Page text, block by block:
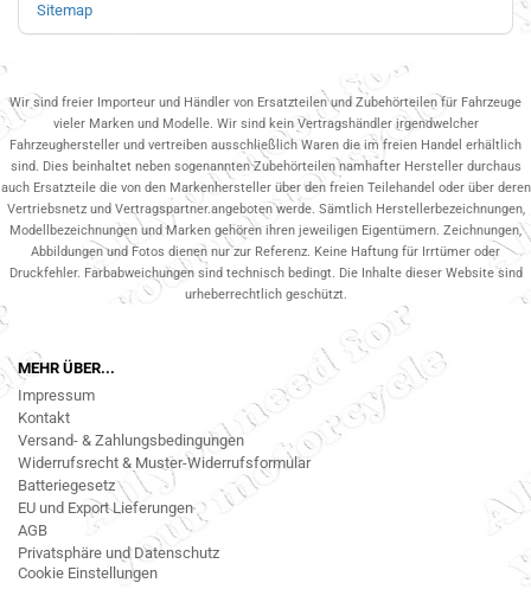
Sitemap
Wir sind freier Importeur und Händler von Ersatzteilen und Zubehörteilen für Fahrzeuge
vieler Marken und Modelle. Wir sind kein Vertragshändler irgendwelcher
Fahrzeughersteller und vertreiben ausschließlich Waren die im freien Handel erhältlich
sind. Dies beinhaltet neben sogenannten Zubehörteilen namhafter Hersteller durchaus
auch Ersatzteile die von den Markenhersteller über den freien Teilehandel oder über deren
Vertriebsnetz und Vertragspartner.angeboten werde. Sämtlich Herstellerbezeichnungen,
Modellbezeichnungen und Marken gehören ihren jeweiligen Eigentümern. Zeichnungen,
Abbildungen und Fotos dienen nur zur Referenz. Keine Haftung für Irrtümer oder
Druckfehler. Farbabweichungen sind technisch bedingt. Die Inhalte dieser Website sind
urheberrechtlich geschützt.
MEHR ÜBER...
Impressum
Kontakt
Versand- & Zahlungsbedingungen
Widerrufsrecht & Muster-Widerrufsformular
Batteriegesetz
EU und Export Lieferungen
AGB
Privatsphäre und Datenschutz
Cookie Einstellungen